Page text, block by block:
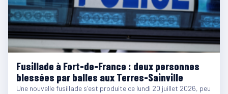
Fusillade à Fort-de-France : deux personnes
blessées par balles aux Terres-Sainville
Une nouvelle fusillade s'est produite ce lundi 20 juillet 2026, peu